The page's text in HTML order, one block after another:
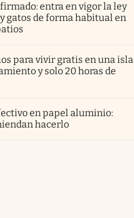
entra en vigor la ley
gatos de forma habitual en
para vivir gratis en una isla
y solo 20 horas de
en papel aluminio:
hacerlo